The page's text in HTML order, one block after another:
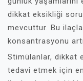
dikkat eksikliği
mevcuttur. Bu
konsantrasyonu
Stimülanlar, dikkat
tedavi etmek için en